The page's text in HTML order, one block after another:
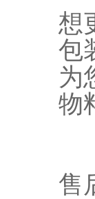
想
包
为
物
售